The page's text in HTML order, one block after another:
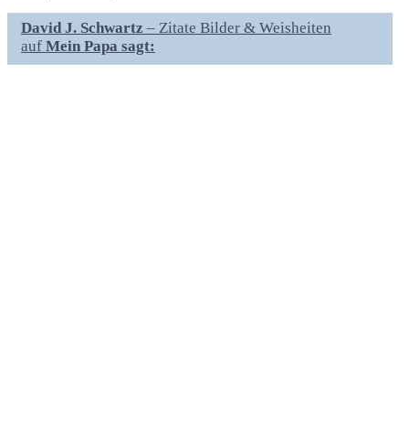
David J. Schwartz – Zitate Bilder & Weisheiten
auf Mein Papa sagt: